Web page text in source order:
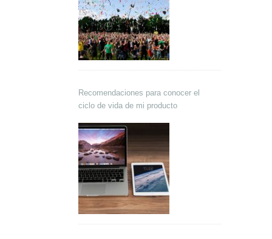
Recomendaciones para conocer el
ciclo de vida de mi producto